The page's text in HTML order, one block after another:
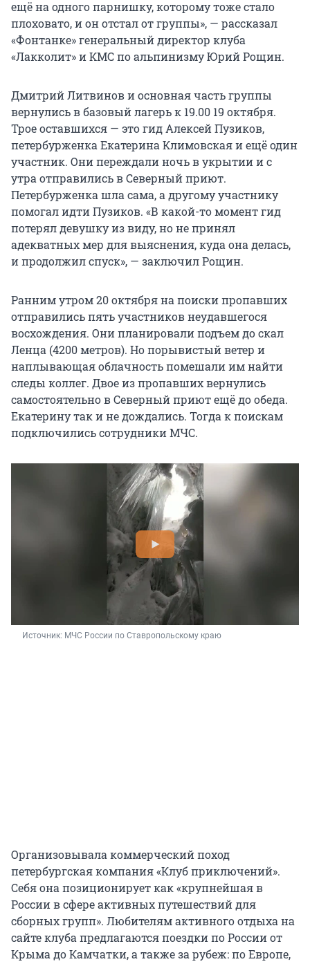
ещё на одного парнишку, которому тоже стало
плоховато, и он отстал от группы», — рассказал
«Фонтанке» генеральный директор клуба
«Лакколит» и КМС по альпинизму Юрий Рощин.
Дмитрий Литвинов и основная часть группы
вернулись в базовый лагерь к 19.00 19 октября.
Трое оставшихся — это гид Алексей Пузиков,
петербурженка Екатерина Климовская и ещё один
участник. Они переждали ночь в укрытии и с
утра отправились в Северный приют.
Петербурженка шла сама, а другому участнику
помогал идти Пузиков. «В какой-то момент гид
потерял девушку из виду, но не принял
адекватных мер для выяснения, куда она делась,
и продолжил спуск», — заключил Рощин.
Ранним утром 20 октября на поиски пропавших
отправились пять участников неудавшегося
восхождения. Они планировали подъем до скал
Ленца (4200 метров). Но порывистый ветер и
наплывающая облачность помешали им найти
следы коллег. Двое из пропавших вернулись
самостоятельно в Северный приют ещё до обеда.
Екатерину так и не дождались. Тогда к поискам
подключились сотрудники МЧС.
Источник: МЧС России по Ставропольскому краю
Организовывала коммерческий поход
петербургская компания «Клуб приключений».
Себя она позиционирует как «крупнейшая в
России в сфере активных путешествий для
сборных групп». Любителям активного отдыха на
сайте клуба предлагаются поездки по России от
Крыма до Камчатки, а также за рубеж: по Европе,